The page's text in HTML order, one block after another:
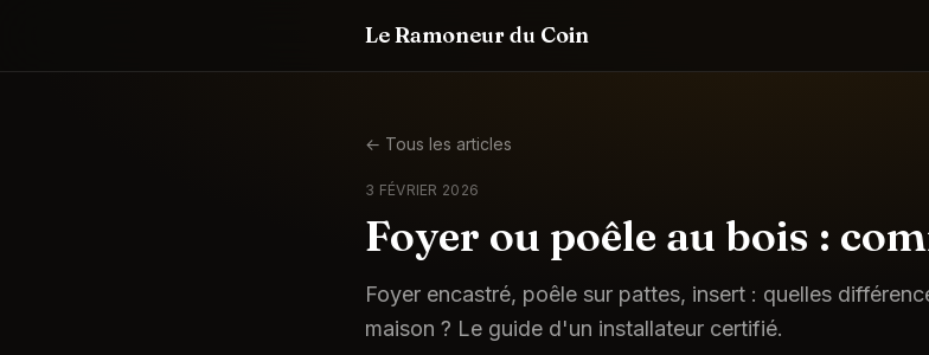
Le Ramoneur du Coin
← Tous les articles
3 FÉVRIER 2026
Foyer ou poêle au bois :
Foyer encastré, poêle sur pattes, insert : quelles
maison ? Le guide d'un installateur certifié.